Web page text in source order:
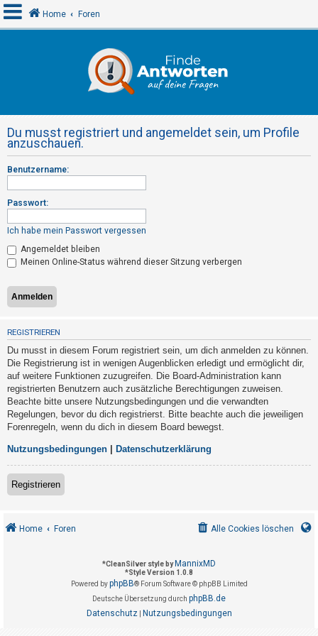
e
l
d
e
n
R
e
i
s
t
r
i
e
r
e
n
U
n
e
Home Foren
Du musst registriert und angemeldet sein, um Profile
anzuschauen.
Benutzername:
Passwort:
Ich habe mein Passwort vergessen
Angemeldet bleiben
Meinen Online-Status während dieser Sitzung verbergen
REGISTRIEREN
Du musst in diesem Forum registriert sein, um dich anmelden zu können.
Die Registrierung ist in wenigen Augenblicken erledigt und ermöglicht dir,
auf weitere Funktionen zuzugreifen. Die Board-Administration kann
registrierten Benutzern auch zusätzliche Berechtigungen zuweisen.
Beachte bitte unsere Nutzungsbedingungen und die verwandten
Regelungen, bevor du dich registrierst. Bitte beachte auch die jeweiligen
Forenregeln, wenn du dich in diesem Board bewegst.
Nutzungsbedingungen Datenschutzerklärung
Registrieren
Home Foren Alle Cookies löschen
*CleanSilver style by MannixMD
*Style Version 1.0.8
Powered byphpBB® Forum Software © phpBB Limited
Deutsche Übersetzung durch phpBB.de
Datenschutz| Nutzungsbedingungen